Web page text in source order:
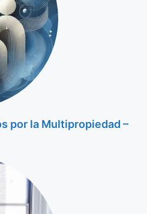
por la Multipropiedad –